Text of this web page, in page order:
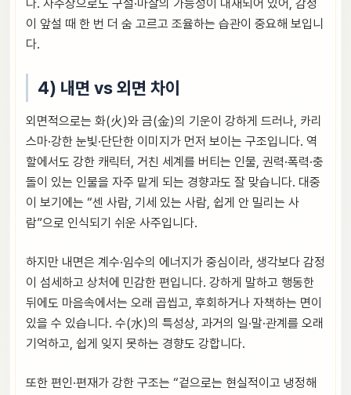
다. 사주상으로도 구설·마찰의 가능성이 내재되어 있어, 감정
이 앞설 때 한 번 더 숨 고르고 조율하는 습관이 중요해 보입니
다.
4) 내면 vs 외면 차이
외면적으로는 화(火)와 금(金)의 기운이 강하게 드러나, 카리
스마·강한 눈빛·단단한 이미지가 먼저 보이는 구조입니다. 역
할에서도 강한 캐릭터, 거친 세계를 버티는 인물, 권력·폭력·충
돌이 있는 인물을 자주 맡게 되는 경향과도 잘 맞습니다. 대중
이 보기에는 “센 사람, 기세 있는 사람, 쉽게 안 밀리는 사
람”으로 인식되기 쉬운 사주입니다.
하지만 내면은 계수·임수의 에너지가 중심이라, 생각보다 감정
이 섬세하고 상처에 민감한 편입니다. 강하게 말하고 행동한
뒤에도 마음속에서는 오래 곱씹고, 후회하거나 자책하는 면이
있을 수 있습니다. 수(水)의 특성상, 과거의 일·말·관계를 오래
기억하고, 쉽게 잊지 못하는 경향도 강합니다.
또한 편인·편재가 강한 구조는 “겉으로는 현실적이고 냉정해